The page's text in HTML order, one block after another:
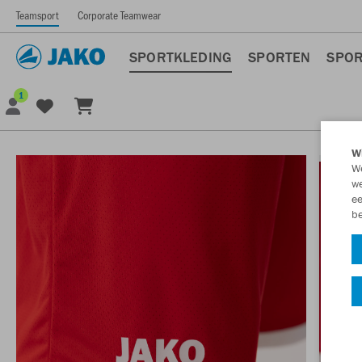
Teamsport Corporate Teamwear
SPORTKLEDING SPORTEN
1